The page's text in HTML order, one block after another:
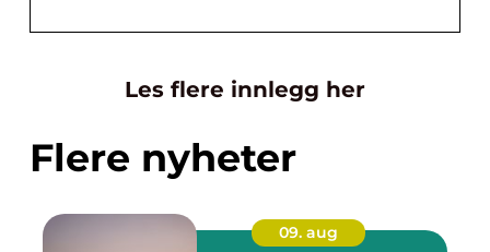
Les flere innlegg her
Flere nyheter
09. aug